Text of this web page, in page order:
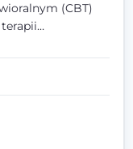
(CBT)
od 15. roku
usłyszeć, z
i dobrać
bez gotowych